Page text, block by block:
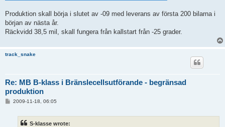
Produktion skall börja i slutet av -09 med leverans av första 200 bilarna i
början av nästa år.
Räckvidd 38,5 mil, skall fungera från kallstart från -25 grader.
track_snake
Re: MB B-klass i Bränslecellsutförande - begränsad
produktion
P2009-11-18, 06:05
S-klasse wrote: